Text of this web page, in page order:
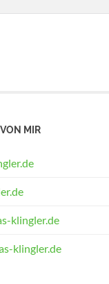
MIR
klingler.de
klingler.de